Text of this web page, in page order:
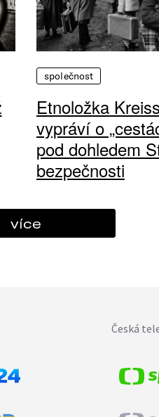
společnost
Etnoložka
vypráví o
pod dohledem
bezpečnosti
více
Česká